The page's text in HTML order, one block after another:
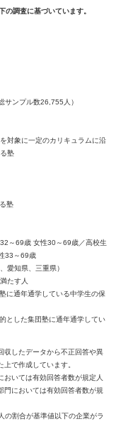
の調査に基づいています。
サンプル数26,755人）
対象に一定のカリキュラムに沿
塾
塾
～69歳 女性30～69歳／高校生
33～69歳
愛知県、三重県）
たす人
に通年通学している中学生の保
とした集団塾に通年通学してい
収したデータから不正回答や異
で作成しています。
いては有効回答者数が規定人
門においては有効回答者数が規
割合が基準値以下の企業がラ